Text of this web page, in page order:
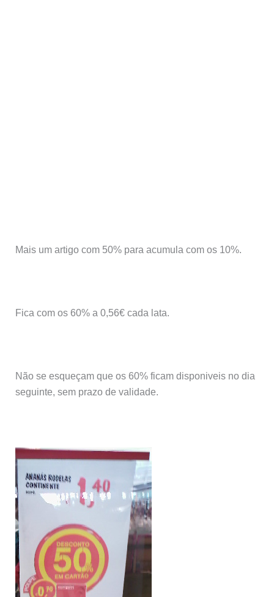
Mais um artigo com 50% para acumula com os 10%.
Fica com os 60% a 0,56€ cada lata.
Não se esqueçam que os 60% ficam disponiveis no dia
seguinte, sem prazo de validade.